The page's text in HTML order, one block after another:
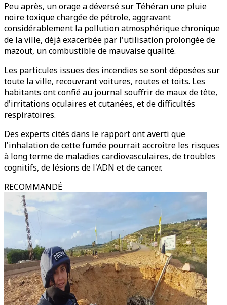
Peu après, un orage a déversé sur Téhéran une pluie
noire toxique chargée de pétrole, aggravant
considérablement la pollution atmosphérique chronique
de la ville, déjà exacerbée par l'utilisation prolongée de
mazout, un combustible de mauvaise qualité.
Les particules issues des incendies se sont déposées sur
toute la ville, recouvrant voitures, routes et toits. Les
habitants ont confié au journal souffrir de maux de tête,
d'irritations oculaires et cutanées, et de difficultés
respiratoires.
Des experts cités dans le rapport ont averti que
l'inhalation de cette fumée pourrait accroître les risques
à long terme de maladies cardiovasculaires, de troubles
cognitifs, de lésions de l'ADN et de cancer.
RECOMMANDÉ